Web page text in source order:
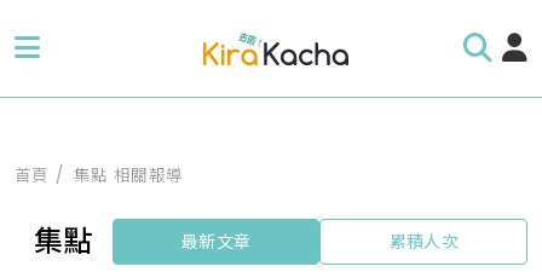
首頁 集點 相關報導
集點 最新文章 累積人次